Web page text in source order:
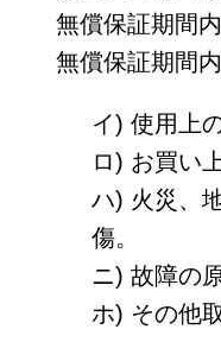
無償保証期間
無償保証期間
イ) 使用上
ロ) お買い
ハ) 火災、
傷。
ニ) 故障の
ホ) その他